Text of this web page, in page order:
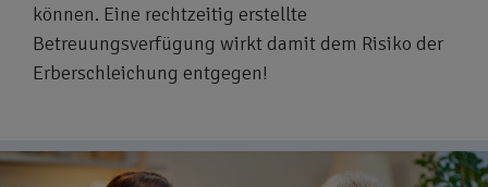
können. Eine rechtzeitig erstellte
Betreuungsverfügung wirkt damit dem Risiko der
Erberschleichung entgegen!